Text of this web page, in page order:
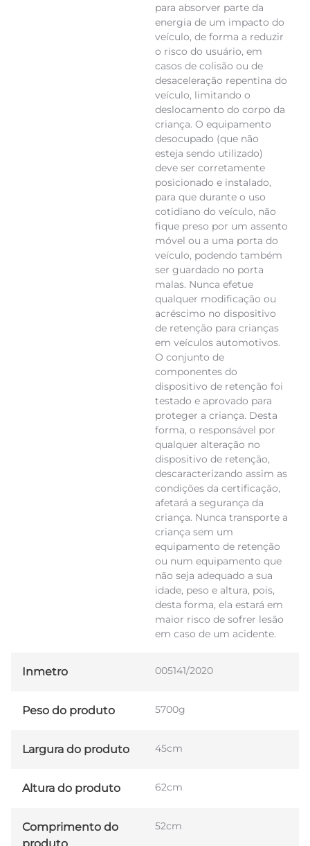
para absorver parte da
energia de um impacto do
veículo, de forma a reduzir
o risco do usuário, em
casos de colisão ou de
desaceleração repentina do
veículo, limitando o
deslocamento do corpo da
criança. O equipamento
desocupado (que não
esteja sendo utilizado)
deve ser corretamente
posicionado e instalado,
para que durante o uso
cotidiano do veículo, não
fique preso por um assento
móvel ou a uma porta do
veículo, podendo também
ser guardado no porta
malas. Nunca efetue
qualquer modificação ou
acréscimo no dispositivo
de retenção para crianças
em veículos automotivos.
O conjunto de
componentes do
dispositivo de retenção foi
testado e aprovado para
proteger a criança. Desta
forma, o responsável por
qualquer alteração no
dispositivo de retenção,
descaracterizando assim as
condições da certificação,
afetará a segurança da
criança. Nunca transporte a
criança sem um
equipamento de retenção
ou num equipamento que
não seja adequado a sua
idade, peso e altura, pois,
desta forma, ela estará em
maior risco de sofrer lesão
em caso de um acidente.
Inmetro 005141/2020
Peso do produto 5700g
Largura do produto 45cm
Altura do produto 62cm
Comprimento do
52cm